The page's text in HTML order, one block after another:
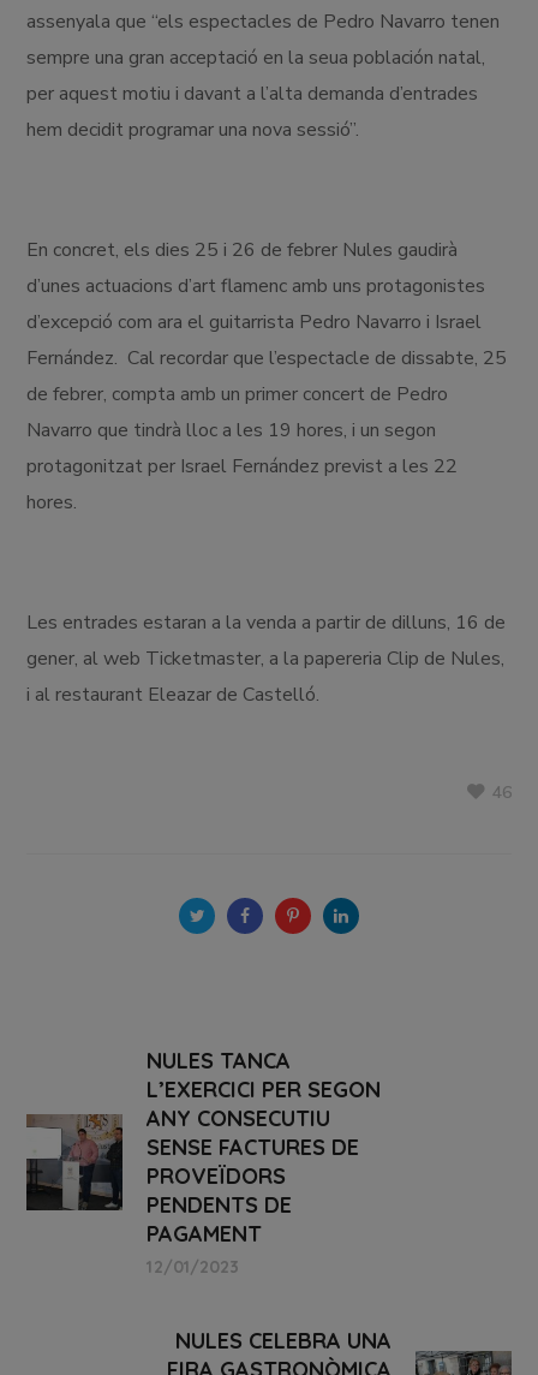
assenyala que “els espectacles de Pedro Navarro tenen
sempre una gran acceptació en la seua población natal,
per aquest motiu i davant a l’alta demanda d’entrades
hem decidit programar una nova sessió”.
En concret, els dies 25 i 26 de febrer Nules gaudirà
d’unes actuacions d’art flamenc amb uns protagonistes
d’excepció com ara el guitarrista Pedro Navarro i Israel
Fernández. Cal recordar que l’espectacle de dissabte, 25
de febrer, compta amb un primer concert de Pedro
Navarro que tindrà lloc a les 19 hores, i un segon
protagonitzat per Israel Fernández previst a les 22
hores.
Les entrades estaran a la venda a partir de dilluns, 16 de
gener, al web Ticketmaster, a la papereria Clip de Nules,
i al restaurant Eleazar de Castelló.
46
NULES TANCA
L’EXERCICI PER SEGON
ANY CONSECUTIU
SENSE FACTURES DE
PROVEÏDORS
PENDENTS DE
PAGAMENT
12/01/2023
NULES CELEBRA UNA
FIRA GASTRONÒMICA